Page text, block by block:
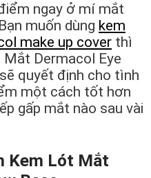
ngay ở mí mắt
muốn dùng kem
make up cover thì
Dermacol Eye
quyết định cho tình
một cách tốt hơn
gấp mắt nào sau vài
Kem Lót Mắt